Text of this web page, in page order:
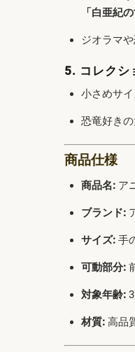
「白亜紀
ジオラマ
5. コレクシ
小さめサイ
恐竜好き
商品仕様
商品名: ア
ブランド:
サイズ: 手
可動部分:
対象年齢:
材質: 高品